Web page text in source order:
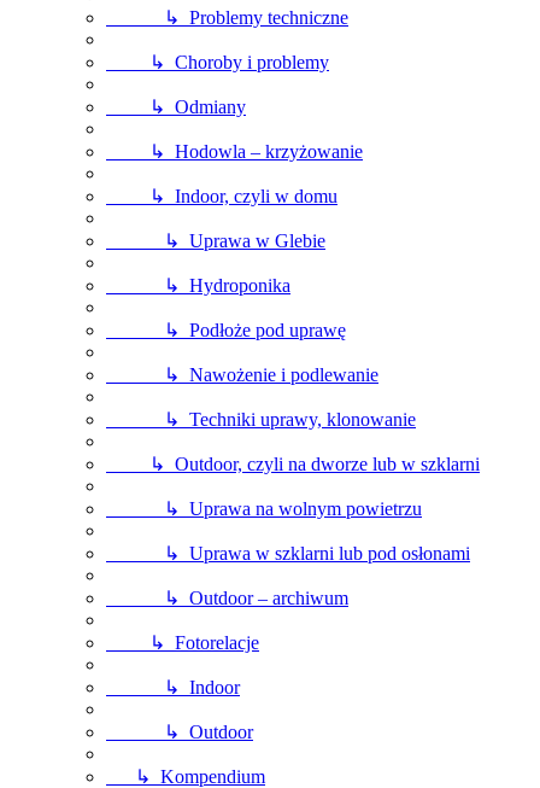
↳ Problemy techniczne
↳ Choroby i problemy
↳ Odmiany
↳ Hodowla – krzyżowanie
↳ Indoor, czyli w domu
↳ Uprawa w Glebie
↳ Hydroponika
↳ Podłoże pod uprawę
↳ Nawożenie i podlewanie
↳ Techniki uprawy, klonowanie
↳ Outdoor, czyli na dworze lub w szklarni
↳ Uprawa na wolnym powietrzu
↳ Uprawa w szklarni lub pod osłonami
↳ Outdoor – archiwum
↳ Fotorelacje
↳ Indoor
↳ Outdoor
↳ Kompendium